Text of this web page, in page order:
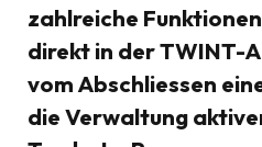
zahlreiche
direkt in der TWINT-
vom Abschliessen
die Verwaltung